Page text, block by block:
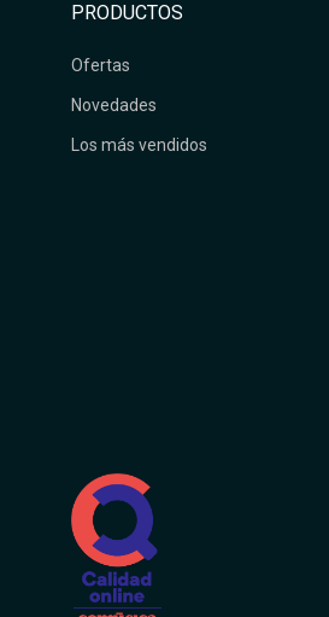
PRODUCTOS
Ofertas
Novedades
Los más vendidos